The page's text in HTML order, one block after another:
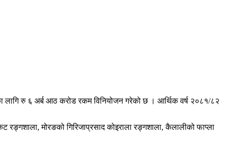
रु ६ अर्ब आठ करोड रकम विनियोजन गरेको छ । आर्थिक वर्ष २०८१/८२
मोरङको गिरिजाप्रसाद कोइराला रङ्गशाला, कैलालीको फाप्ला